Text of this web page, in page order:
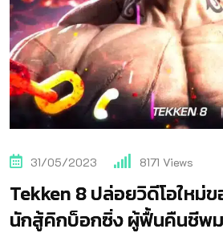
31/05/2023 8171 Views
Tekken 8 ปล่อยวิดีโอใหม่
นักสู้คิกบ็อกซิ่ง ผู้ฟื้นคืนชีพม